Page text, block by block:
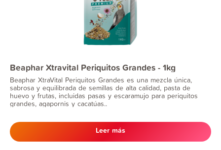
Beaphar Xtravital Periquitos Grandes - 1kg
Beaphar XtraVital Periquitos Grandes es una mezcla única,
sabrosa y equilibrada de semillas de alta calidad, pasta de
huevo y frutas, incluidas pasas y escaramujo para periquitos
grandes, agapornis y cacatúas..
Leer más